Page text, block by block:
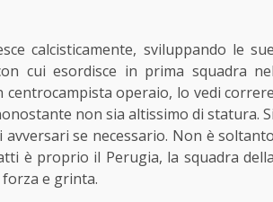
calcisticamente, sviluppando le sue
cui esordisce in prima squadra nel
operaio, lo vedi correre
non sia altissimo di statura. Si
avversari se necessario. Non è soltanto
è proprio il Perugia, la squadra della
e grinta.